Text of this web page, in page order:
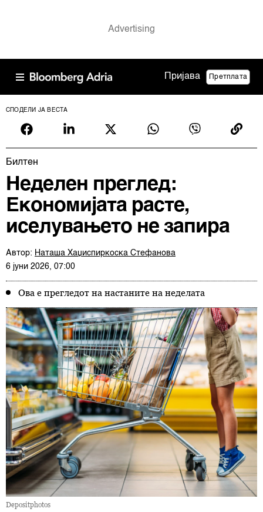
Пријава Претплата
СПОДЕЛИ ЈА ВЕСТА
Билтен
Неделен преглед:
Економијата расте,
иселувањето не запира
Автор: Наташа Хаџиспиркоска Стефанова
6 јуни 2026, 07:00
Ова е прегледот на настаните на неделата
Depositphotos